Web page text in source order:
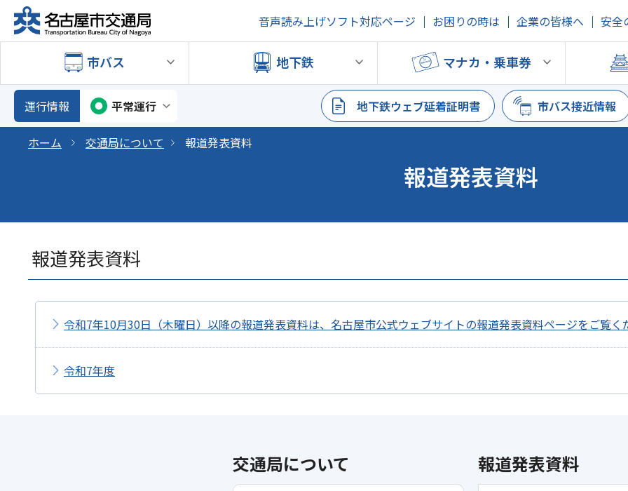
音声読み上げソフト対応ページ お困りの時は 企業の皆様へ 安全
市バス 地下鉄 マナカ・乗車券
運行情報 平常運行 地下鉄ウェブ延着証明書 市バス接近情報
ホーム 交通局について 報道発表資料
報道発表資料
報道発表資料
令和7年10月30日（木曜日）以降の報道発表資料は、名古屋市公式ウェブサイトの報道発表資料ページをご覧く
令和7年度
交通局について 報道発表資料